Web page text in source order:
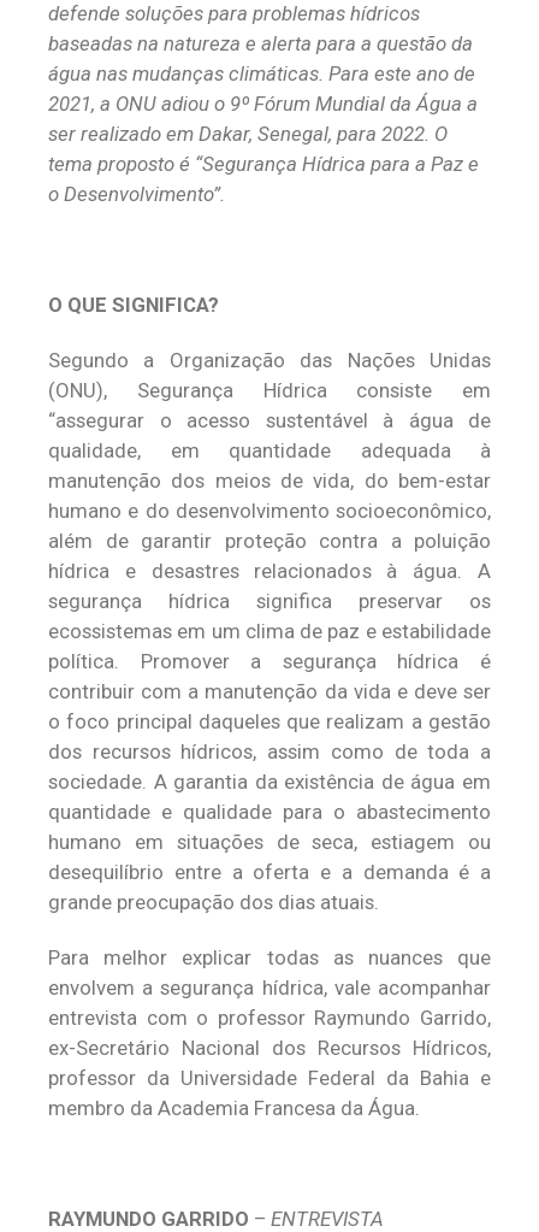
defende soluções para problemas hídricos
baseadas na natureza e alerta para a questão da
água nas mudanças climáticas. Para este ano de
2021, a ONU adiou o 9º Fórum Mundial da Água a
ser realizado em Dakar, Senegal, para 2022. O
tema proposto é “Segurança Hídrica para a Paz e
o Desenvolvimento”.
O QUE SIGNIFICA?
Segundo a Organização das Nações Unidas
(ONU), Segurança Hídrica consiste em
“assegurar o acesso sustentável à água de
qualidade, em quantidade adequada à
manutenção dos meios de vida, do bem-estar
humano e do desenvolvimento socioeconômico,
além de garantir proteção contra a poluição
hídrica e desastres relacionados à água. A
segurança hídrica significa preservar os
ecossistemas em um clima de paz e estabilidade
política. Promover a segurança hídrica é
contribuir com a manutenção da vida e deve ser
o foco principal daqueles que realizam a gestão
dos recursos hídricos, assim como de toda a
sociedade. A garantia da existência de água em
quantidade e qualidade para o abastecimento
humano em situações de seca, estiagem ou
desequilíbrio entre a oferta e a demanda é a
grande preocupação dos dias atuais.
Para melhor explicar todas as nuances que
envolvem a segurança hídrica, vale acompanhar
entrevista com o professor Raymundo Garrido,
ex-Secretário Nacional dos Recursos Hídricos,
professor da Universidade Federal da Bahia e
membro da Academia Francesa da Água.
RAYMUNDO GARRIDO – ENTREVISTA